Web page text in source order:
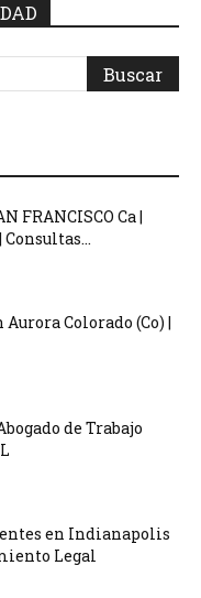
FRANCISCO Ca |
Colorado (Co) |
de Trabajo
en Indianapolis
Legal